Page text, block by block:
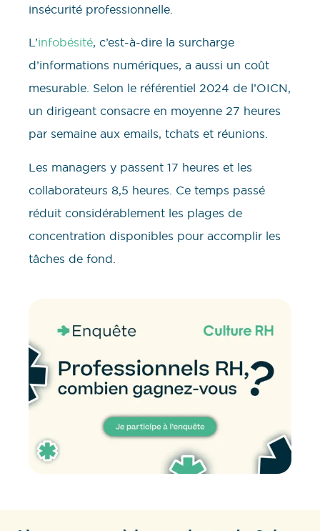
insécurité professionnelle.
L’infobésité, c’est-à-dire la surcharge
d’informations numériques, a aussi un coût
mesurable. Selon le référentiel 2024 de l’OICN,
un dirigeant consacre en moyenne 27 heures
par semaine aux emails, tchats et réunions.
Les managers y passent 17 heures et les
collaborateurs 8,5 heures. Ce temps passé
réduit considérablement les plages de
concentration disponibles pour accomplir les
tâches de fond.